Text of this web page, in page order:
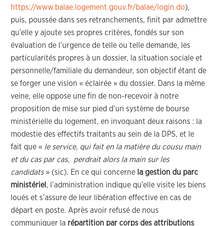
https://www.balae.logement.gouv.fr/balae/login.do),
puis, poussée dans ses retranchements, finit par admettre
qu’elle y ajoute ses propres critères, fondés sur son
évaluation de l’urgence de telle ou telle demande, les
particularités propres à un dossier, la situation sociale et
personnelle/familiale du demandeur, son objectif étant de
se forger une vision « éclairée » du dossier. Dans la même
veine, elle oppose une fin de non-recevoir à notre
proposition de mise sur pied d’un système de bourse
ministérielle du logement, en invoquant deux raisons : la
modestie des effectifs traitants au sein de la DPS, et le
fait que « le service, qui fait en la matière du cousu main
et du cas par cas, perdrait alors la main sur les
candidats» (sic). En ce qui concerne la gestion du parc
ministériel , l’administration indique qu’elle visite les biens
loués et s’assure de leur libération effective en cas de
départ en poste. Après avoir refusé de nous
communiquer la répartition par corps des attributions